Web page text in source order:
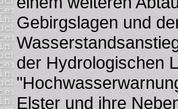
Gebirgslagen und
der Hydrologischen
Elster und ihre